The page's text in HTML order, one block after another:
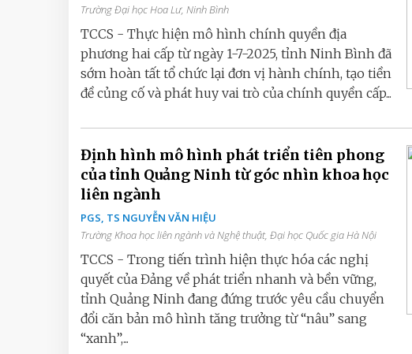
Trường Đại học Hoa Lư, Ninh Bình
TCCS - Thực hiện mô hình chính quyền địa
phương hai cấp từ ngày 1-7-2025, tỉnh Ninh Bình đã
sớm hoàn tất tổ chức lại đơn vị hành chính, tạo tiền
đề củng cố và phát huy vai trò của chính quyền cấp...
Định hình mô hình phát triển tiên phong
của tỉnh Quảng Ninh từ góc nhìn khoa học
liên ngành
PGS, TS NGUYỄN VĂN HIỆU
Trường Khoa học liên ngành và Nghệ thuật, Đại học Quốc gia Hà Nội
TCCS - Trong tiến trình hiện thực hóa các nghị
quyết của Đảng về phát triển nhanh và bền vững,
tỉnh Quảng Ninh đang đứng trước yêu cầu chuyển
đổi căn bản mô hình tăng trưởng từ “nâu” sang
“xanh”,...